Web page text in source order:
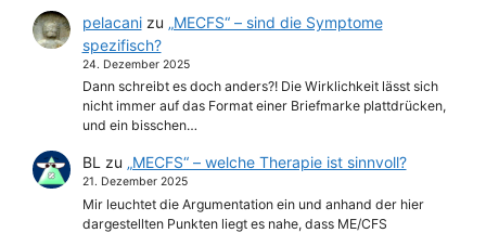
pelacanizu „MECFS“ – sind die Symptome
spezifisch?
24. Dezember 2025
Dann schreibt es doch anders?! Die Wirklichkeit lässt sich
nicht immer auf das Format einer Briefmarke plattdrücken,
und ein bisschen…
BL zu „MECFS“ – welche Therapie ist sinnvoll?
21. Dezember 2025
Mir leuchtet die Argumentation ein und anhand der hier
dargestellten Punkten liegt es nahe, dass ME/CFS